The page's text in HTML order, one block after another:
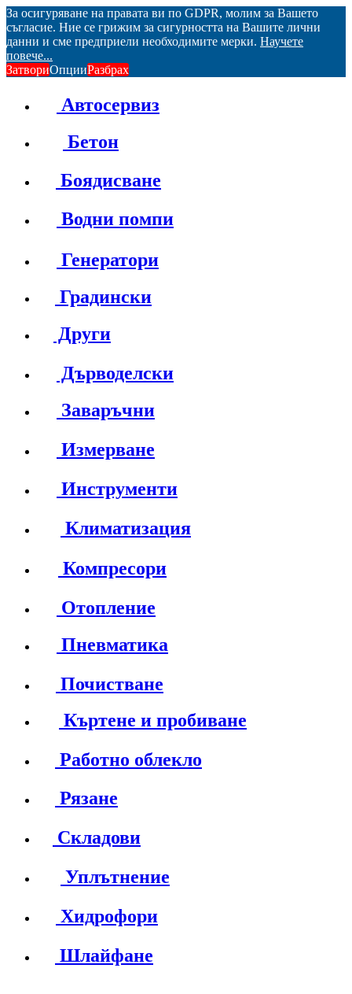
За осигуряване на правата ви по GDPR, молим за Вашето
съгласие. Ние се грижим за сигурността на Вашите лични
данни и сме предприели необходимите мерки. Научете
повече...
ЗатвориОпцииРазбрах
Автосервиз
Бетон
Боядисване
Водни помпи
Генератори
Градински
Други
Дърводелски
Заваръчни
Измерване
Инструменти
Климатизация
Компресори
Отопление
Пневматика
Почистване
Къртене и пробиване
Работно облекло
Рязане
Складови
Уплътнение
Хидрофори
Шлайфане